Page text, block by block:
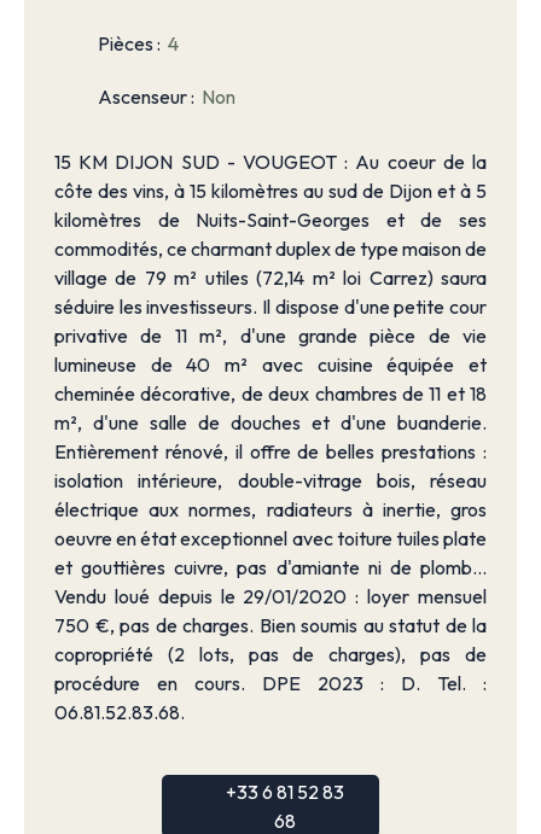
Pièces : 4
Ascenseur: Non
15 KM DIJON SUD - VOUGEOT : Au coeur de la
côte des vins, à 15 kilomètres au sud de Dijon et à 5
kilomètres de Nuits-Saint-Georges et de ses
commodités, ce charmant duplex de type maison de
village de 79 m² utiles (72,14 m² loi Carrez) saura
séduire les investisseurs. Il dispose d'une petite cour
privative de 11 m², d'une grande pièce de vie
lumineuse de 40 m² avec cuisine équipée et
cheminée décorative, de deux chambres de 11 et 18
m², d'une salle de douches et d'une buanderie.
Entièrement rénové, il offre de belles prestations :
isolation intérieure, double-vitrage bois, réseau
électrique aux normes, radiateurs à inertie, gros
oeuvre en état exceptionnel avec toiture tuiles plate
et gouttières cuivre, pas d'amiante ni de plomb...
Vendu loué depuis le 29/01/2020 : loyer mensuel
750 €, pas de charges. Bien soumis au statut de la
copropriété (2 lots, pas de charges), pas de
procédure en cours. DPE 2023 : D. Tel. :
06.81.52.83.68.
+33 6 81 52 83
68